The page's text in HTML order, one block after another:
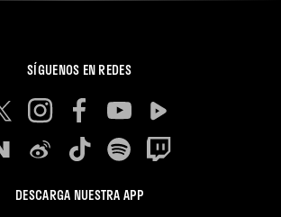
SÍGUENOS EN REDES
DESCARGA NUESTRA APP